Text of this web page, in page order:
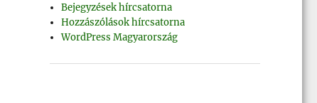
Bejegyzések hírcsatorna
Hozzászólások hírcsatorna
WordPress Magyarország